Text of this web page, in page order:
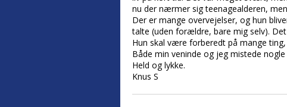
nu der nærmer sig teenagealderen,
Der er mange overvejelser, og hun
talte (uden forældre, bare mig selv).
Hun skal være forberedt på mange
Både min veninde og jeg mistede
Held og lykke.
Knus S